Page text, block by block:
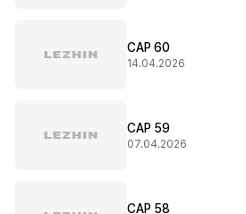
CAP 60
14.04.2026
CAP 59
07.04.2026
CAP 58